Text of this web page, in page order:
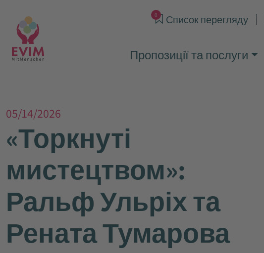
Пропозиції та послуги
0 Список перегляду
05/14/2026
«Торкнуті
мистецтвом»:
Ральф Ульріх та
Рената Тумарова